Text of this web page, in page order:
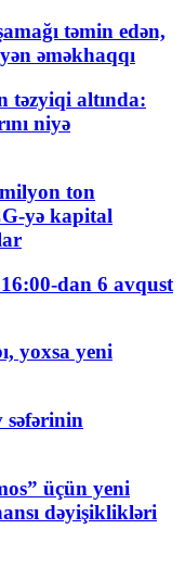
təmin edən,
əməkhaqqı
təzyiqi altında:
niyə
milyon ton
yə kapital
dan 6 avqust
yoxsa yeni
üçün yeni
dəyişiklikləri